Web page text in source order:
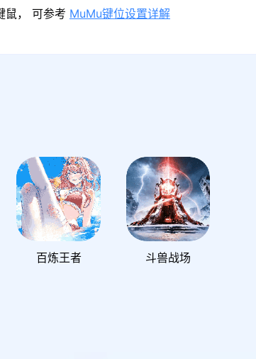
鼠， 可参考 MuMu键位设置详解
百炼王者 斗兽战场